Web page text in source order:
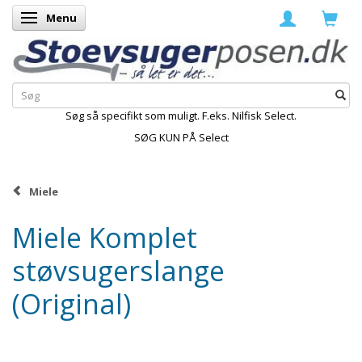
Skifte navigation
Menu
Søg så specifikt som muligt. F.eks. Nilfisk Select.
SØG KUN PÅ Select
Miele
Miele Komplet
støvsugerslange
(Original)